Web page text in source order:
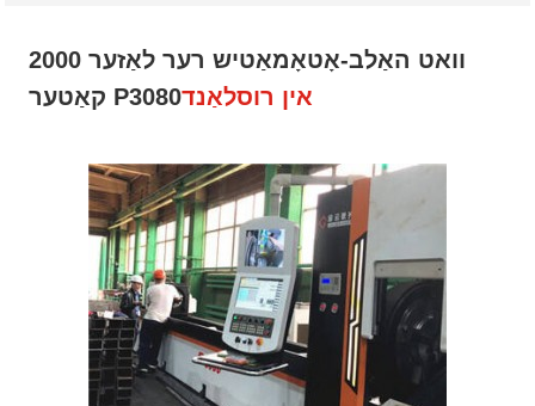
2000 וואט האַלב-אָטאָמאַטיש רער לאַזער
קאַטער P3080אין רוסלאַנד